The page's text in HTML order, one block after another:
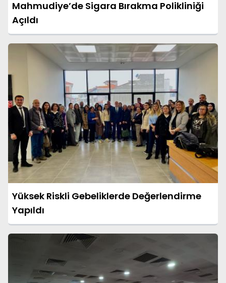
Mahmudiye’de Sigara Bırakma Polikliniği
Açıldı
Yüksek Riskli Gebeliklerde Değerlendirme
Yapıldı